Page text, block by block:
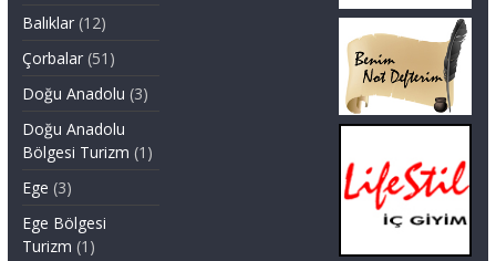
Balıklar(12)
Çorbalar(51)
Doğu Anadolu (3)
Doğu Anadolu
Bölgesi Turizm (1)
Ege (3)
Ege Bölgesi
Turizm (1)